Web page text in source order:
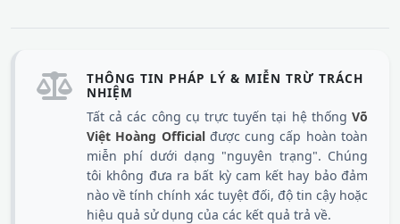
THÔNG TIN PHÁP LÝ & MIỄN TRỪ TRÁCH
NHIỆM
Tất cả các công cụ trực tuyến tại hệ thống Võ
Việt Hoàng Officialđược cung cấp hoàn toàn
miễn phí dưới dạng "nguyên trạng". Chúng
tôi không đưa ra bất kỳ cam kết hay bảo đảm
nào về tính chính xác tuyệt đối, độ tin cậy hoặc
hiệu quả sử dụng của các kết quả trả về.